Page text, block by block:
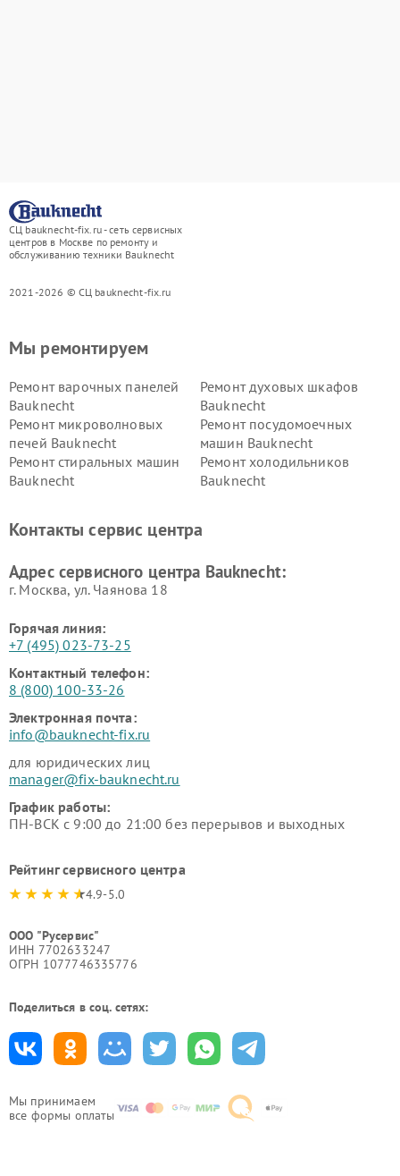
СЦ bauknecht-fix.ru - сеть сервисных
центров в Москве по ремонту и
обслуживанию техники Bauknecht
2021-2026 © СЦ bauknecht-fix.ru
Мы принимаем
все формы оплаты
Мы ремонтируем
Ремонт варочных панелей
Bauknecht
Ремонт духовых шкафов
Bauknecht
Ремонт микроволновых
печей Bauknecht
Ремонт посудомоечных
машин Bauknecht
Ремонт стиральных машин
Bauknecht
Ремонт холодильников
Bauknecht
Контакты сервис центра
Адрес сервисного центра Bauknecht:
г. Москва, ул. Чаянова 18
Горячая линия:
+7 (495) 023-73-25
Контактный телефон:
8 (800) 100-33-26
Электронная почта:
info@bauknecht-fix.ru
для юридических лиц
manager@fix-bauknecht.ru
График работы:
ПН-ВСК с 9:00 до 21:00 без перерывов и выходных
Рейтинг сервисного центра
4.9-5.0
ООО "Русервис"
ИНН 7702633247
ОГРН 1077746335776
Поделиться в соц. сетях: